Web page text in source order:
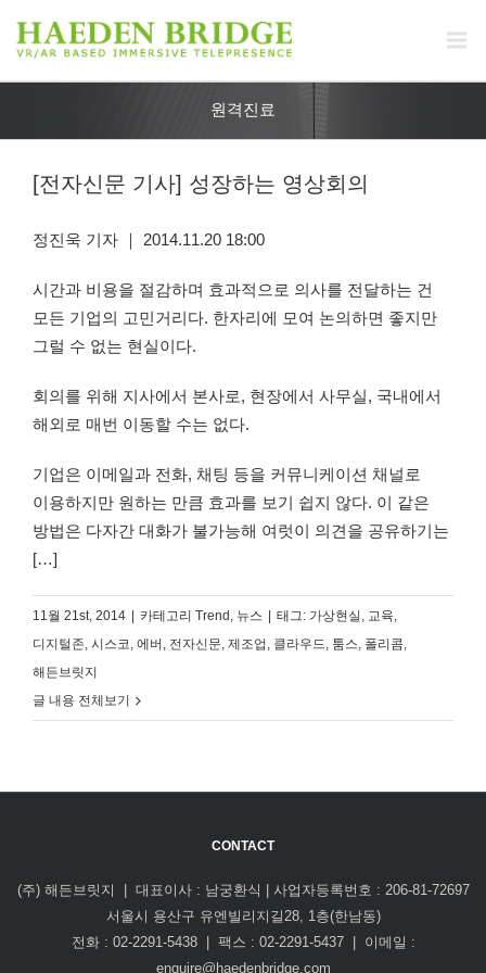
원격진료
[전자신문 기사] 성장하는 영상회의
정진욱 기자 ｜ 2014.11.20 18:00
시간과 비용을 절감하며 효과적으로 의사를 전달하는 건
모든 기업의 고민거리다. 한자리에 모여 논의하면 좋지만
그럴 수 없는 현실이다.
회의를 위해 지사에서 본사로, 현장에서 사무실, 국내에서
해외로 매번 이동할 수는 없다.
기업은 이메일과 전화, 채팅 등을 커뮤니케이션 채널로
이용하지만 원하는 만큼 효과를 보기 쉽지 않다. 이 같은
방법은 다자간 대화가 불가능해 여럿이 의견을 공유하기는
[…]
11월 21st, 2014 카테고리 Trend , 뉴스 태그: 가상현실 , 교육,
디지털존, 시스코, 에버 , 전자신문, 제조업 , 클라우드, 툼스, 폴리콤,
해든브릿지
글 내용 전체보기
CONTACT
(주) 해든브릿지 | 대표이사 : 남궁환식 | 사업자등록번호 : 206-81-72697
서울시 용산구 유엔빌리지길28, 1층(한남동)
전화 : 02-2291-5438 | 팩스 : 02-2291-5437 | 이메일 :
enquire@haedenbridge.com